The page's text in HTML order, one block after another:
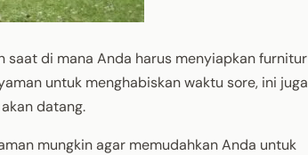
saat di mana Anda harus menyiapkan furnitur
untuk menghabiskan waktu sore, ini juga
datang.
mungkin agar memudahkan Anda untuk